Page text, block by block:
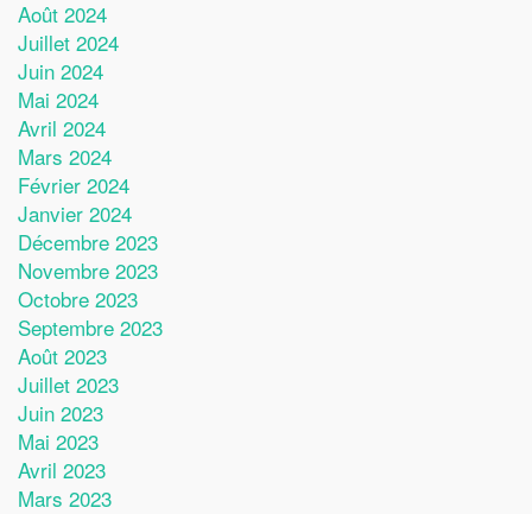
Août 2024
Juillet 2024
Juin 2024
Mai 2024
Avril 2024
Mars 2024
Février 2024
Janvier 2024
Décembre 2023
Novembre 2023
Octobre 2023
Septembre 2023
Août 2023
Juillet 2023
Juin 2023
Mai 2023
Avril 2023
Mars 2023